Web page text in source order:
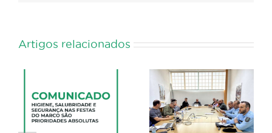
Artigos relacionados